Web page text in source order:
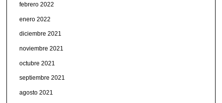
febrero 2022
enero 2022
diciembre 2021
noviembre 2021
octubre 2021
septiembre 2021
agosto 2021